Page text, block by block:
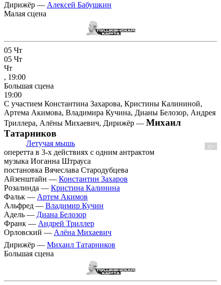
Дирижёр — Алексей Бабушкин
Малая сцена
05 Чт
05 Чт
Чт
, 19:00
Большая сцена
19:00
С участием Константина Захарова, Кристины Калининой,
Артема Акимова, Владимира Кучина, Дианы Белозор, Андрея
Триллера, Алёны Михаевич, Дирижёр — Михаил
Татарников
Летучая мышь 12+
оперетта в 3-х действиях с одним антрактом
музыка Иоганна Штрауса
постановка Вячеслава Стародубцева
Айзенштайн — Константин Захаров
Розалинда — Кристина Калинина
Фальк — Артем Акимов
Альфред — Владимир Кучин
Адель — Диана Белозор
Франк — Андрей Триллер
Орловский — Алёна Михаевич
Дирижёр — Михаил Татарников
Большая сцена